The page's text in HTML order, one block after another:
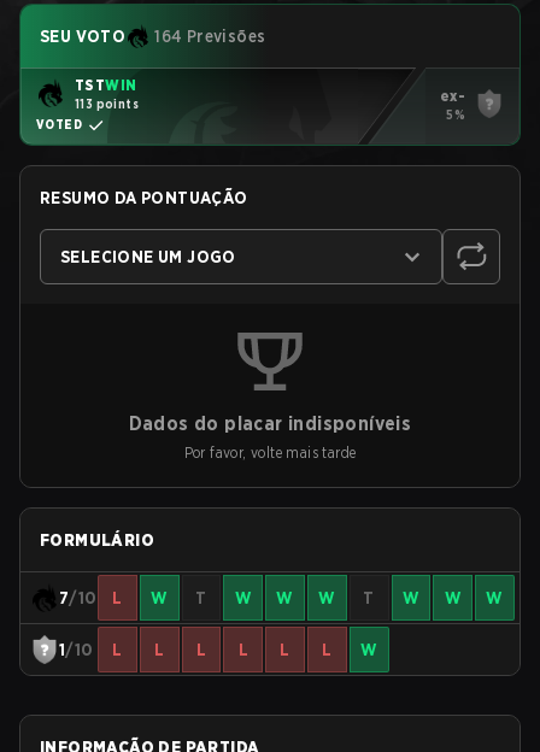
SEU VOTO 164 Previsões
TSTWIN
113 points
VOTED
ex-
5%
RESUMO DA PONTUAÇÃO
SELECIONE UM JOGO
Dados do placar indisponíveis
Por favor, volte mais tarde
FORMULÁRIO
7/10 L W T W W W T W W W
1/10 L L L L L L W
INFORMAÇÃO DE PARTIDA